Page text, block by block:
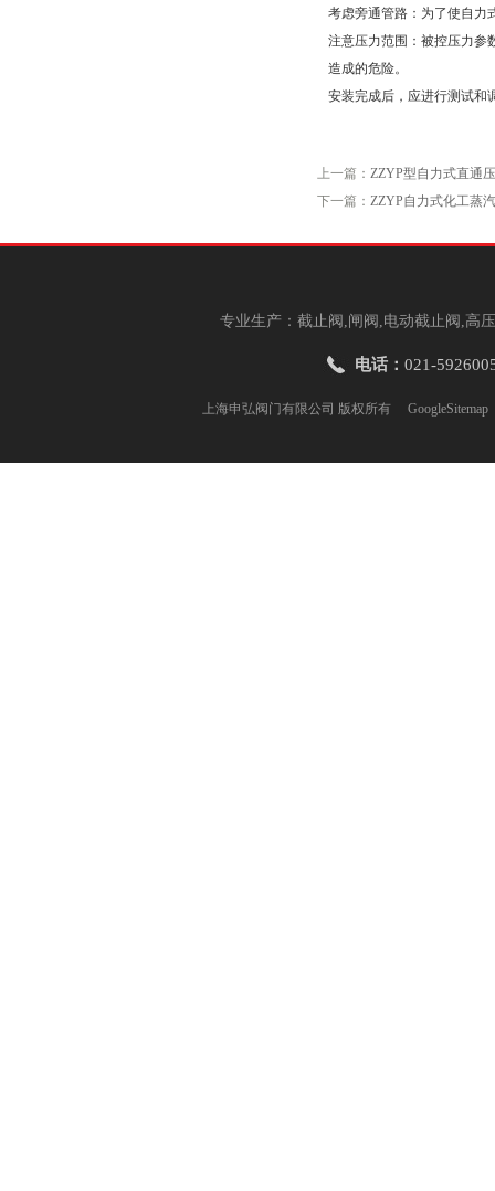
考虑旁通管路‌：为了使自力
注意压力范围‌：被控压力参
造成的危险‌。
安装完成后，应进行测试和
上一篇： ZZYP型自力式直通
下一篇： ZZYP自力式化工蒸
专业生产：截止阀,闸阀,电动截止阀,高
电话： 021-
上海申弘阀门有限公司 版权所有 GoogleSitemap